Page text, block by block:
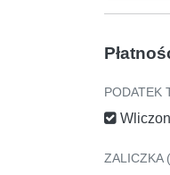
PODATEK
ZALICZKA